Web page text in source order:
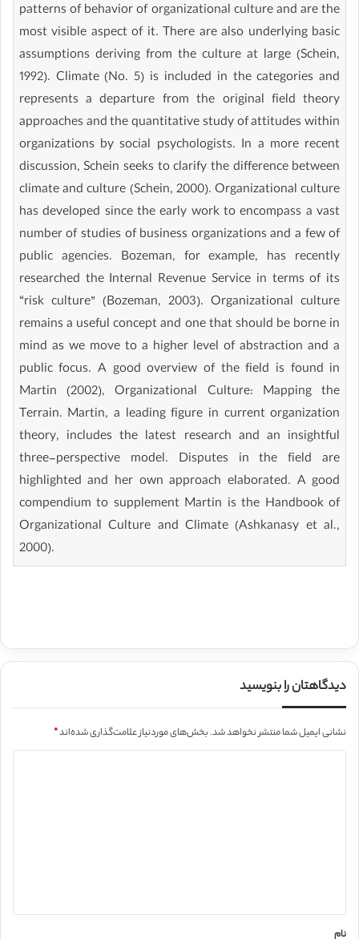
patterns of behavior of organizational culture and are the
most visible aspect of it. There are also underlying basic
assumptions deriving from the culture at large (Schein,
1992). Climate (No. 5) is included in the categories and
represents a departure from the original field theory
approaches and the quantitative study of attitudes within
organizations by social psychologists. In a more recent
discussion, Schein seeks to clarify the difference between
climate and culture (Schein, 2000). Organizational culture
has developed since the early work to encompass a vast
number of studies of business organizations and a few of
public agencies. Bozeman, for example, has recently
researched the Internal Revenue Service in terms of its
“risk culture” (Bozeman, 2003). Organizational culture
remains a useful concept and one that should be borne in
mind as we move to a higher level of abstraction and a
public focus. A good overview of the field is found in
Martin (2002), Organizational Culture: Mapping the
Terrain. Martin, a leading figure in current organization
theory, includes the latest research and an insightful
three-perspective model. Disputes in the field are
highlighted and her own approach elaborated. A good
compendium to supplement Martin is the Handbook of
Organizational Culture and Climate (Ashkanasy et al.,
2000).
دیدگاهتان را بنویسید
نشانی ایمیل شما منتشر نخواهد شد.بخش‌های موردنیاز علامت‌گذاری شده‌اند*
نام